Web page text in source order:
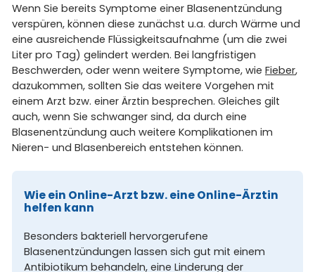
Wenn Sie bereits Symptome einer Blasenentzündung
verspüren, können diese zunächst u.a. durch Wärme und
eine ausreichende Flüssigkeitsaufnahme (um die zwei
Liter pro Tag) gelindert werden. Bei langfristigen
Beschwerden, oder wenn weitere Symptome, wie Fieber,
dazukommen, sollten Sie das weitere Vorgehen mit
einem Arzt bzw. einer Ärztin besprechen. Gleiches gilt
auch, wenn Sie schwanger sind, da durch eine
Blasenentzündung auch weitere Komplikationen im
Nieren- und Blasenbereich entstehen können.
Wie ein Online-Arzt bzw. eine Online-Ärztin
helfen kann
Besonders bakteriell hervorgerufene
Blasenentzündungen lassen sich gut mit einem
Antibiotikum behandeln, eine Linderung der